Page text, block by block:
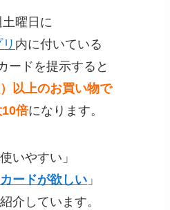
曜日に
内に付いている
ードを提示すると
以上のお買い物で
10倍になります。
いやすい」
ードが欲しい 」
介しています。